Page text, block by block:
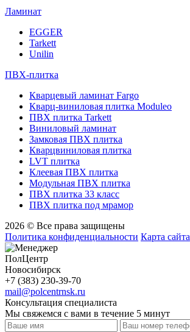
Ламинат
EGGER
Tarkett
Unilin
ПВХ-плитка
Кварцевый ламинат Fargo
Кварц-виниловая плитка Moduleo
ПВХ плитка Tarkett
Виниловый ламинат
Замковая ПВХ плитка
Кварцвиниловая плитка
LVT плитка
Клеевая ПВХ плитка
Модульная ПВХ плитка
ПВХ плитка 33 класс
ПВХ плитка под мрамор
2026 © Все права защищены
Политика конфиденциальности Карта сайта
ПолЦентр
Новосибирск
+7 (383) 230-39-70
mail@polcentrnsk.ru
Консультация специалиста
Мы свяжемся с вами в течение 5 минут